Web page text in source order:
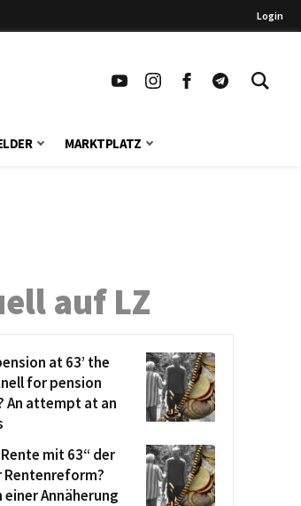
Login
MARKTPLATZ
auf LZ
at 63’ the
for pension
An attempt at an
mit 63“ der
Rentenreform?
einer Annäherung